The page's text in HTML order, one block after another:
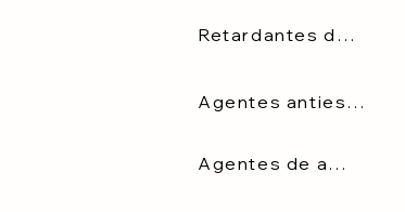
Retardantes de chama
Agentes antiestáticos
Agentes de abertura